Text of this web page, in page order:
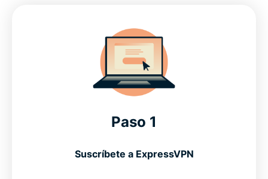
Paso 1
Suscríbete a ExpressVPN